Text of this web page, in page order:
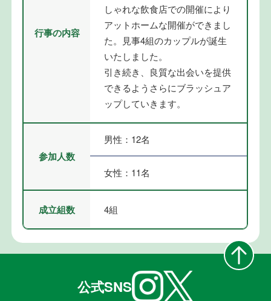
行事の内容
しゃれな飲食店での開催により
アットホームな開催ができまし
た。見事4組のカップルが誕生
いたしました。
引き続き、良質な出会いを提供
できるようさらにブラッシュア
ップしていきます。
参加人数
男性：12名
女性：11名
成立組数 4組
公式SNS